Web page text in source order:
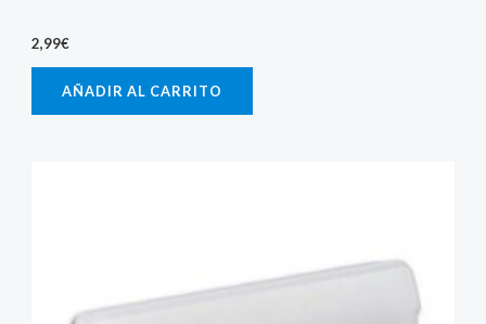
2,99€
AÑADIR AL CARRITO